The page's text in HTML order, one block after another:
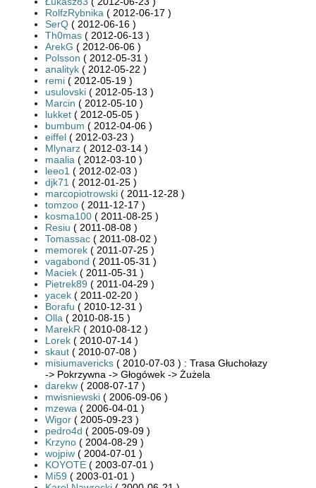
RolfzRybnika ( 2012-06-17 )
SerQ ( 2012-06-16 )
Th0mas ( 2012-06-13 )
ArekG ( 2012-06-06 )
Polsson ( 2012-05-31 )
analityk ( 2012-05-22 )
remi ( 2012-05-19 )
usulovski ( 2012-05-13 )
Marcin ( 2012-05-10 )
lukket ( 2012-05-05 )
bumbum ( 2012-04-06 )
eiffel ( 2012-03-23 )
Mlynarz ( 2012-03-14 )
maalia ( 2012-03-10 )
leeo1 ( 2012-02-03 )
djk71 ( 2012-01-25 )
marcopiotrowski ( 2011-12-28 )
tomzoo ( 2011-12-17 )
kosma100 ( 2011-08-25 )
Resiu ( 2011-08-08 )
Tomassac ( 2011-08-02 )
memorek ( 2011-07-25 )
vagabond ( 2011-05-31 )
Maciek ( 2011-05-31 )
Pietrek89 ( 2011-04-29 )
yacek ( 2011-02-20 )
Borafu ( 2010-12-31 )
Olla ( 2010-08-15 )
MarekR ( 2010-08-12 )
Lorek ( 2010-07-14 )
skaut ( 2010-07-08 )
misiumavericks ( 2010-07-03 ) : Trasa Głuchołazy
-> Pokrzywna -> Głogówek -> Żużela
darekw ( 2008-07-17 )
mwisniewski ( 2006-09-06 )
mzewa ( 2006-04-01 )
Wigor ( 2005-09-23 )
pedro4d ( 2005-09-09 )
Krzyno ( 2004-08-29 )
wojpiw ( 2004-07-01 )
KOYOTE ( 2003-07-01 )
Mi59 ( 2003-01-01 )